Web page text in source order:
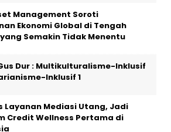
Management Soroti
Ekonomi Global di Tengah
Semakin Tidak Menentu
Dur : Multikulturalisme-Inklusif
Inklusif 1
Layanan Mediasi Utang, Jadi
Credit Wellness Pertama di